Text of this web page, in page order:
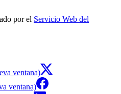
por el Servicio Web del
ventana)
ventana)